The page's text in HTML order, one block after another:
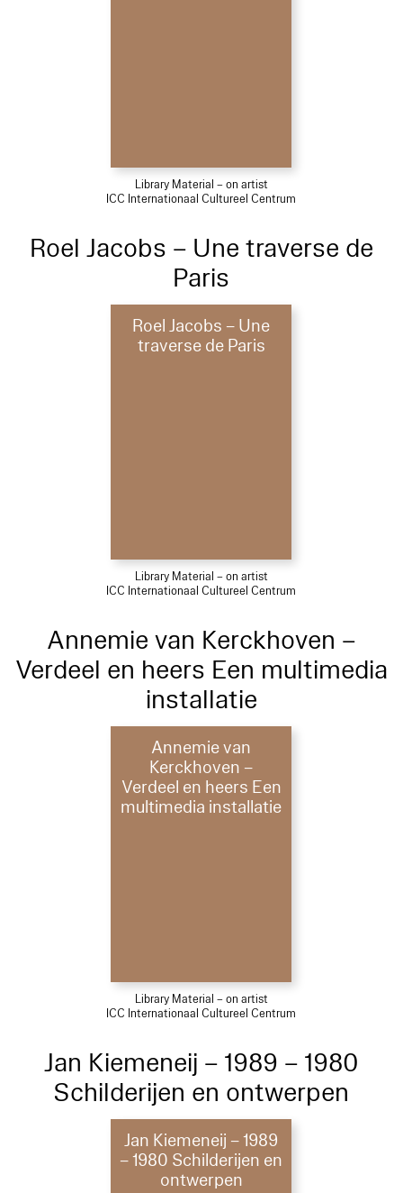
Library Material – on artist
ICC Internationaal Cultureel Centrum
Roel Jacobs – Une traverse de
Paris
Roel Jacobs – Une
traverse de Paris
Library Material – on artist
ICC Internationaal Cultureel Centrum
Annemie van Kerckhoven –
Verdeel en heers Een multimedia
installatie
Annemie van
Kerckhoven –
Verdeel en heers Een
multimedia installatie
Library Material – on artist
ICC Internationaal Cultureel Centrum
Jan Kiemeneij – 1989 – 1980
Schilderijen en ontwerpen
Jan Kiemeneij – 1989
– 1980 Schilderijen en
ontwerpen